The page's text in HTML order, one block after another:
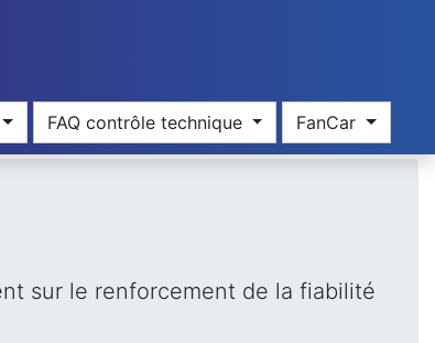
FAQ contrôle technique FanCar
sur le renforcement de la fiabilité